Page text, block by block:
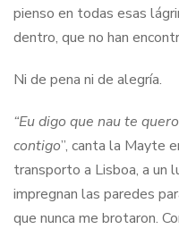
pienso en todas esas
dentro, que no han
Ni de pena ni de alegría.
“Eu digo que nau te
contigo”, canta la Mayte
transporto a Lisboa, a un
impregnan las paredes
que nunca me brotaron.